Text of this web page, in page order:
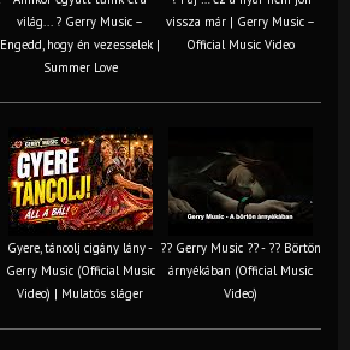
világ... ? Gerry Music –
Engedd, hogy én vezesselek |
Summer Love
vissza már | Gerry Music –
Official Music Video
Gyere, táncolj cigány lány -
Gerry Music (Official Music
Video) | Mulatós sláger
?? Gerry Music ?? - ?? Börtön
árnyékában (Official Music
Video)